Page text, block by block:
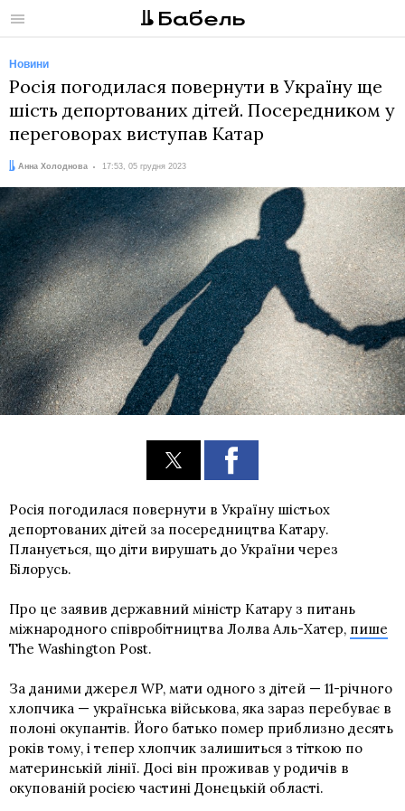
Меню
Новини
Росія погодилася повернути в Україну ще
шість депортованих дітей. Посередником у
переговорах виступав Катар
Автор:
Анна Холоднова
Дата: 17:53, 05 грудня 2023
Росія погодилася повернути в Україну шістьох
депортованих дітей за посередництва Катару.
Планується, що діти вирушать до України через
Білорусь.
Про це заявив державний міністр Катару з питань
міжнародного співробітництва Лолва Аль-Хатер, пише
The Washington Post.
За даними джерел WP, мати одного з дітей — 11-річного
хлопчика — українська військова, яка зараз перебуває в
полоні окупантів. Його батько помер приблизно десять
років тому, і тепер хлопчик залишиться з тіткою по
материнській лінії. Досі він проживав у родичів в
окупованій росією частині Донецькій області.